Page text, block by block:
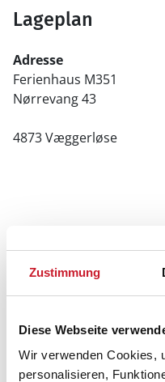
Zustimmung
Diese Webseite
Wir verwenden Cookies,
personalisieren,
Lageplan
Adresse
Ferienhaus M351
Nørrevang 43
4873 Væggerløse